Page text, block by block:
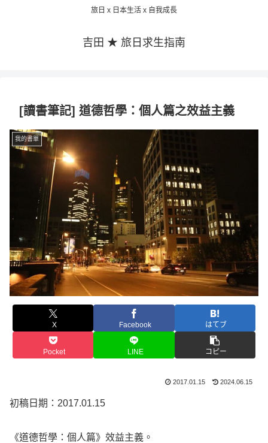
旅日 x 日本生活 x 自我成長
吉田 ★ 旅日求生指南
[讀書筆記] 道德哲學：個人篇之效益主義
我的書單
X Facebook はてブ
Pocket LINE コピー
2017.01.15 2024.06.15
初稿日期：2017.01.15
《道德哲學：個人篇》效益主義。